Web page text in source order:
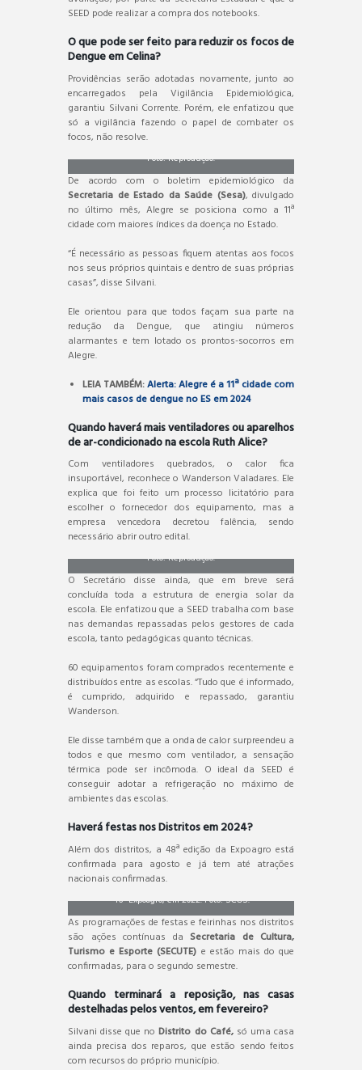
SEED pode realizar a compra dos notebooks.
O que pode ser feito para reduzir os focos de
Dengue em Celina?
Providências serão adotadas novamente, junto ao
encarregados pela Vigilância Epidemiológica,
garantiu Silvani Corrente. Porém, ele enfatizou que
só a vigilância fazendo o papel de combater os
focos, não resolve.
Foto: Reprodução.
De acordo com o boletim epidemiológico da
Secretaria de Estado da Saúde (Sesa), divulgado
no último mês, Alegre se posiciona como a 11ª
cidade com maiores índices da doença no Estado.
“É necessário as pessoas fiquem atentas aos focos
nos seus próprios quintais e dentro de suas próprias
casas”, disse Silvani.
Ele orientou para que todos façam sua parte na
redução da Dengue, que atingiu números
alarmantes e tem lotado os prontos-socorros em
Alegre.
LEIA TAMBÉM:Alerta: Alegre é a 11ª cidade com
mais casos de dengue no ES em 2024
Quando haverá mais ventiladores ou aparelhos
de ar-condicionado na escola Ruth Alice?
Com ventiladores quebrados, o calor fica
insuportável, reconhece o Wanderson Valadares. Ele
explica que foi feito um processo licitatório para
escolher o fornecedor dos equipamento, mas a
empresa vencedora decretou falência, sendo
necessário abrir outro edital.
Foto: Reprodução.
O Secretário disse ainda, que em breve será
concluída toda a estrutura de energia solar da
escola. Ele enfatizou que a SEED trabalha com base
nas demandas repassadas pelos gestores de cada
escola, tanto pedagógicas quanto técnicas.
60 equipamentos foram comprados recentemente e
distribuídos entre as escolas. “Tudo que é informado,
é cumprido, adquirido e repassado, garantiu
Wanderson.
Ele disse também que a onda de calor surpreendeu a
todos e que mesmo com ventilador, a sensação
térmica pode ser incômoda. O ideal da SEED é
conseguir adotar a refrigeração no máximo de
ambientes das escolas.
Haverá festas nos Distritos em 2024?
Além dos distritos, a 48ª edição da Expoagro está
confirmada para agosto e já tem até atrações
nacionais confirmadas.
46ª Expoagro, em 2022. Foto: SCOS.
As programações de festas e feirinhas nos distritos
são ações contínuas da Secretaria de Cultura,
Turismo e Esporte (SECUTE) e estão mais do que
confirmadas, para o segundo semestre.
Quando terminará a reposição, nas casas
destelhadas pelos ventos, em fevereiro?
Silvani disse que noDistrito do Café,só uma casa
ainda precisa dos reparos, que estão sendo feitos
com recursos do próprio município.